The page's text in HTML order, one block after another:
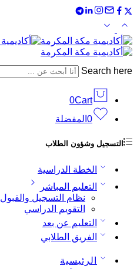
Search here
0Cart
0 المفضلة
التسجيل وشؤون الطلاب
الخطة الدراسية
التعليم المباشر
نظام التسجيل والقبول
التقويم الدراسي
التعليم عن بعد
الفريق الطلابي
الرئيسية